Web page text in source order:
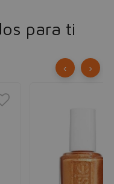
para ti
‹ ›